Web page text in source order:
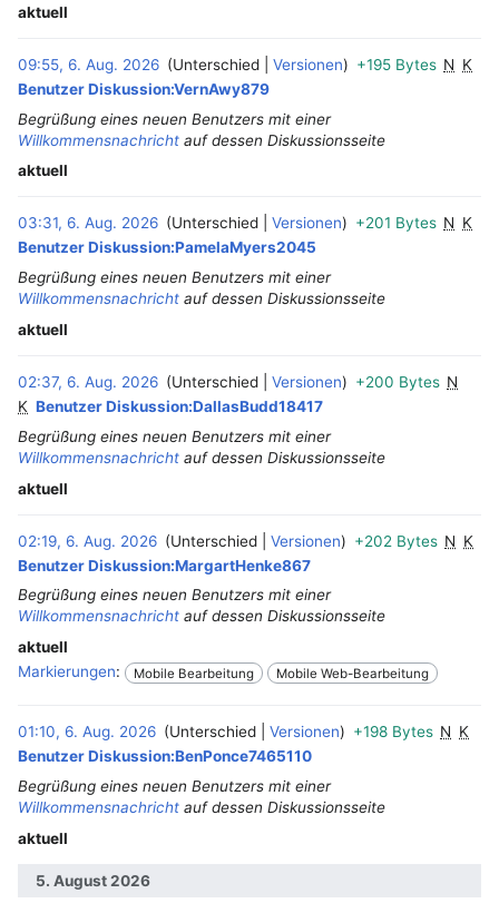
aktuell
09:55, 6. Aug. 2026 Unterschied Versionen +195 Bytes N K
Benutzer Diskussion:VernAwy879
Begrüßung eines neuen Benutzers mit einer
Willkommensnachricht auf dessen Diskussionsseite
aktuell
03:31, 6. Aug. 2026 Unterschied Versionen +201 Bytes N K
Benutzer Diskussion:PamelaMyers2045
Begrüßung eines neuen Benutzers mit einer
Willkommensnachricht auf dessen Diskussionsseite
aktuell
02:37, 6. Aug. 2026 Unterschied Versionen +200 Bytes N
K Benutzer Diskussion:DallasBudd18417
Begrüßung eines neuen Benutzers mit einer
Willkommensnachricht auf dessen Diskussionsseite
aktuell
02:19, 6. Aug. 2026 Unterschied Versionen +202 Bytes N K
Benutzer Diskussion:MargartHenke867
Begrüßung eines neuen Benutzers mit einer
Willkommensnachricht auf dessen Diskussionsseite
aktuell
Markierungen: Mobile Bearbeitung Mobile Web-Bearbeitung
01:10, 6. Aug. 2026 Unterschied Versionen +198 Bytes N K
Benutzer Diskussion:BenPonce7465110
Begrüßung eines neuen Benutzers mit einer
Willkommensnachricht auf dessen Diskussionsseite
aktuell
5. August 2026